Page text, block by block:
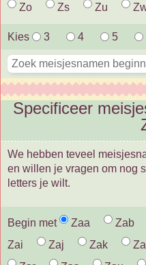
Zo
Zs Zu
Kies 3 4 5
Specificeer
We hebben teveel
en willen je vragen om nog
letters je wilt.
Begin met Zaa Zab
Zai
Zaj Zak Zal